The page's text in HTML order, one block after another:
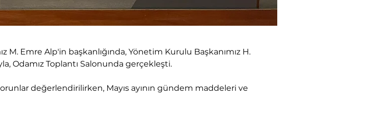
M. Emre Alp'in başkanlığında, Yönetim Kurulu Başkanımız H.
Odamız Toplantı Salonunda gerçekleşti.
değerlendirilirken, Mayıs ayının gündem maddeleri ve